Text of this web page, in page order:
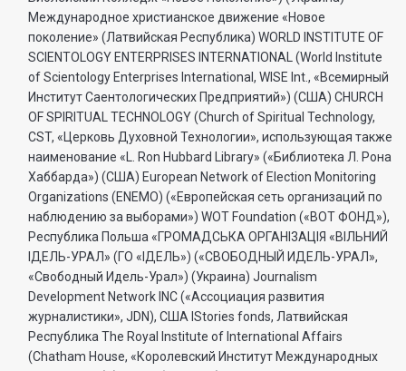
Международное христианское движение «Новое
поколение» (Латвийская Республика) WORLD INSTITUTE OF
SCIENTOLOGY ENTERPRISES INTERNATIONAL (World Institute
of Scientology Enterprises International, WISE Int., «Всемирный
Институт Саентологических Предприятий») (США) CHURCH
OF SPIRITUAL TECHNOLOGY (Church of Spiritual Technology,
CST, «Церковь Духовной Технологии», использующая также
наименование «L. Ron Hubbard Library» («Библиотека Л. Рона
Хаббарда») (США) European Network of Election Monitoring
Organizations (ENEMO) («Европейская сеть организаций по
наблюдению за выборами») WOT Foundation («ВОТ ФОНД»),
Республика Польша «ГРОМАДСЬКА ОРГАНI3АЦIЯ «ВIЛЬНИЙ
IДЕЛЬ-УРАЛ» (ГО «IДЕЛЬ») («СВОБОДНЫЙ ИДЕЛЬ-УРАЛ»,
«Свободный Идель-Урал») (Украина) Journalism
Development Network INC («Ассоциация развития
журналистики», JDN), США IStories fonds, Латвийская
Республика The Royal Institute of International Affairs
(Chatham House, «Королевский Институт Международных